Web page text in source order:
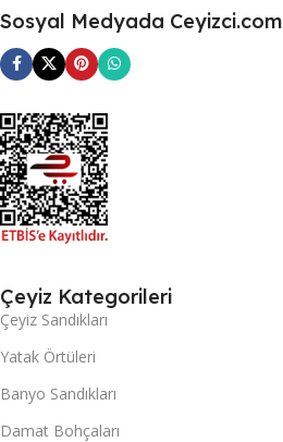
Sosyal Medyada Ceyizci.com
Çeyiz Kategorileri
Çeyiz Sandıkları
Yatak Örtüleri
Banyo Sandıkları
Damat Bohçaları